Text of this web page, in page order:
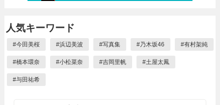
人気キーワード
#今田美桜 #浜辺美波 #写真集 #乃木坂46 #有村架純
#橋本環奈 #小松菜奈 #吉岡里帆 #土屋太鳳
#与田祐希